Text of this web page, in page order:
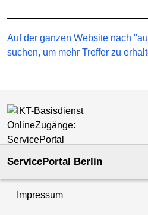
Auf der ganzen Website nach
suchen, um mehr Treffer zu
ServicePortal Berlin
Impressum